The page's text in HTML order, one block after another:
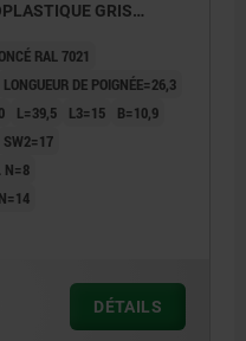
GRIS
RAL 7021
LONGUEUR DE POIGNÉE=26,3
L=39,5 L3=15
B=10,9
SW2=17
N=8
DÉTAILS